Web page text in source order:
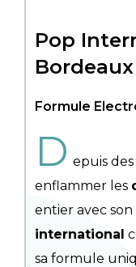
Pop
Bordeaux
Formule
D epuis
enflammer les
entier avec
international
sa formule